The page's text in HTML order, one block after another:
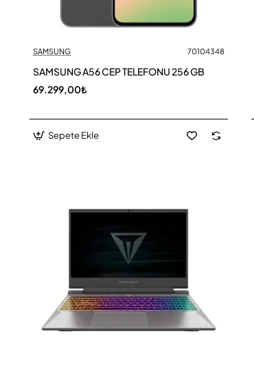
SAMSUNG 70104348
SAMSUNG A56 CEP TELEFONU 256 GB
69.299,00₺
Sepete Ekle